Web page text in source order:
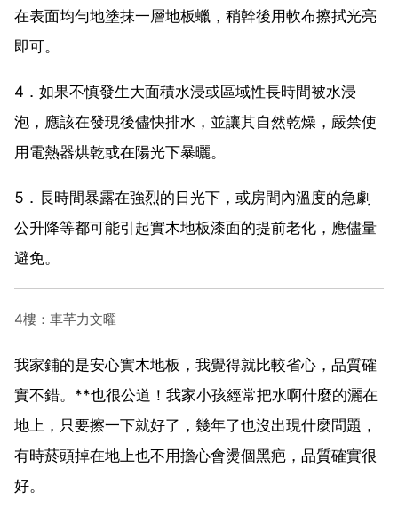
在表面均勻地塗抹一層地板蠟，稍幹後用軟布擦拭光亮
即可。
4．如果不慎發生大面積水浸或區域性長時間被水浸
泡，應該在發現後儘快排水，並讓其自然乾燥，嚴禁使
用電熱器烘乾或在陽光下暴曬。
5．長時間暴露在強烈的日光下，或房間內溫度的急劇
公升降等都可能引起實木地板漆面的提前老化，應儘量
避免。
4樓：車芊力文曜
我家鋪的是安心實木地板，我覺得就比較省心，品質確
實不錯。**也很公道！我家小孩經常把水啊什麼的灑在
地上，只要擦一下就好了，幾年了也沒出現什麼問題，
有時菸頭掉在地上也不用擔心會燙個黑疤，品質確實很
好。